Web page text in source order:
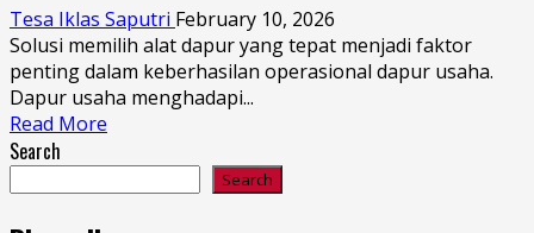
Tesa Iklas Saputri February 10, 2026
Solusi memilih alat dapur yang tepat menjadi faktor
penting dalam keberhasilan operasional dapur usaha.
Dapur usaha menghadapi...
Read More
Search
Search